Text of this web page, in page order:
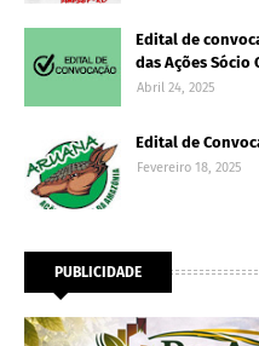
Edital de
das Ações Sócio
Abril 24, 2025
Edital de
Fevereiro 18, 2025
PUBLICIDADE